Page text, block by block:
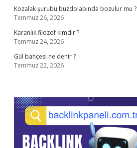
Kozalak şurubu buzdolabında bozulur mu ?
Temmuz 26, 2026
Karanlık filozof kimdir ?
Temmuz 24, 2026
Gül bahçesi ne denir ?
Temmuz 22, 2026